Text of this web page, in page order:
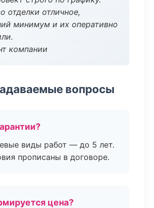
отделки отличное,
минимум и их оперативно
компании
вопросы
виды работ — до 5 лет.
прописаны в договоре.
цена?